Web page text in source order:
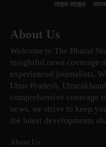
लाइफ स्टाइल
About Us
Welcome to The Bharat
insightful news coverage
experienced journalists.
Uttar Pradesh,
comprehensive coverage
news, we strive to keep
the latest developments
About Us